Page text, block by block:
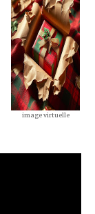
image virtuelle